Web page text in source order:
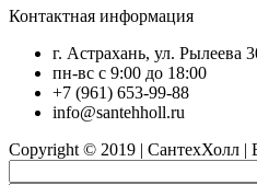
Контактная информация
г. Астрахань, ул. Рылеева
пн-вс с 9:00 до 18:00
+7 (961) 653-99-88
info@santehholl.ru
Copyright © 2019 | СантехХолл |